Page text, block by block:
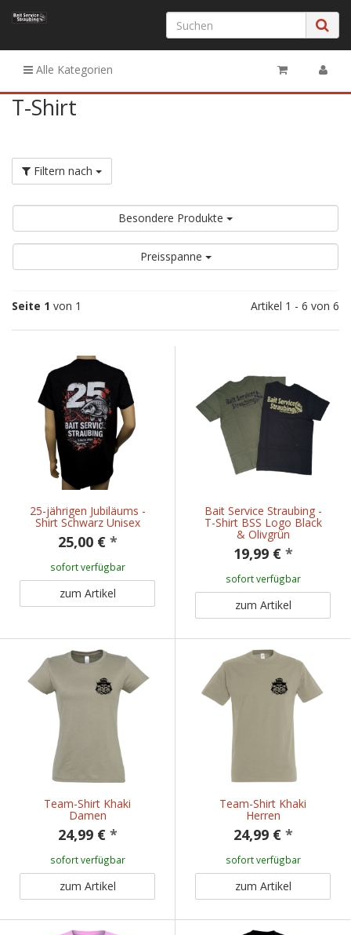
Alle Kategorien
T-Shirt
Filtern nach
Besondere Produkte
Preisspanne
Seite 1 von 1 Artikel 1 - 6 von 6
25-jährigen Jubiläums -
Shirt Schwarz Unisex
25,00 € *
sofort verfügbar
zum Artikel
Bait Service Straubing -
T-Shirt BSS Logo Black
& Olivgrün
19,99 € *
sofort verfügbar
zum Artikel
Team-Shirt Khaki
Damen
24,99 € *
sofort verfügbar
zum Artikel
Team-Shirt Khaki
Herren
24,99 € *
sofort verfügbar
zum Artikel